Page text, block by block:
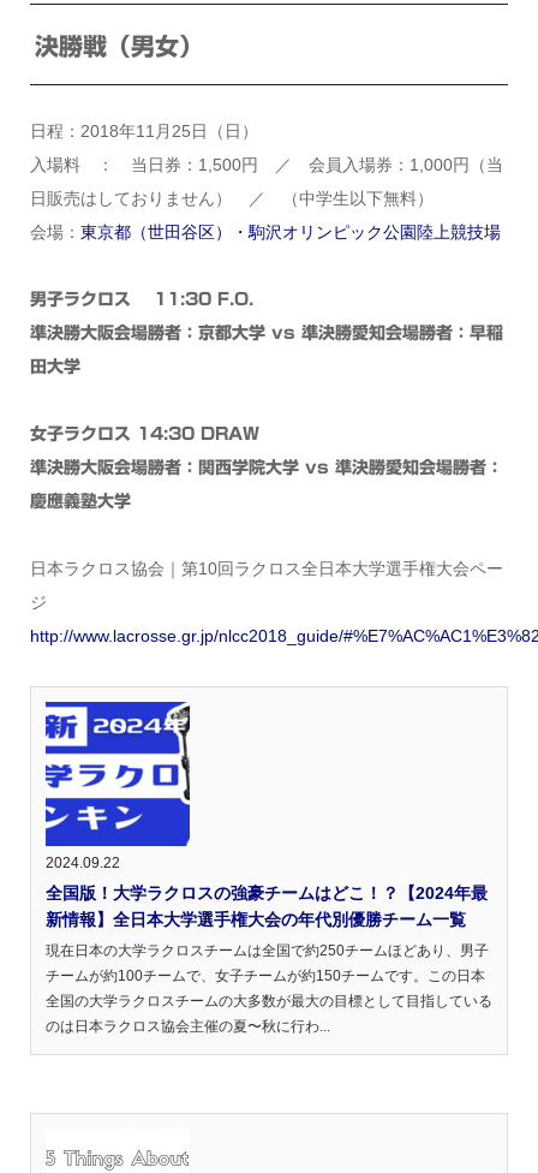
決勝戦（男女）
日程：2018年11月25日（日）
入場料 ： 当日券：1,500円 ／ 会員入場券：1,000円（当
日販売はしておりません） ／ （中学生以下無料）
会場： 東京都（世田谷区）・駒沢オリンピック公園陸上競技場
男子ラクロス 11:30 F.O.
準決勝大阪会場勝者：京都大学 vs 準決勝愛知会場勝者：早稲
田大学
女子ラクロス 14:30 DRAW
準決勝大阪会場勝者：関西学院大学 vs 準決勝愛知会場勝者：
慶應義塾大学
日本ラクロス協会｜第10回ラクロス全日本大学選手権大会ペー
ジ
http://www.lacrosse.gr.jp/nlcc2018_guide/
2024.09.22
全国版！大学ラクロスの強豪チームはどこ！？【2024年最
新情報】全日本大学選手権大会の年代別優勝チーム一覧
現在日本の大学ラクロスチームは全国で約250チームほどあり、男子
チームが約100チームで、女子チームが約150チームです。この日本
全国の大学ラクロスチームの大多数が最大の目標として目指している
のは日本ラクロス協会主催の夏〜秋に行わ...